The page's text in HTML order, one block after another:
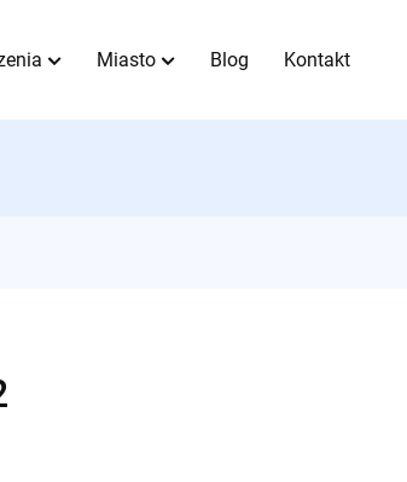
Miasto Blog Kontakt